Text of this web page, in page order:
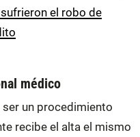
el robo de
médico
un procedimiento
recibe el alta el mismo